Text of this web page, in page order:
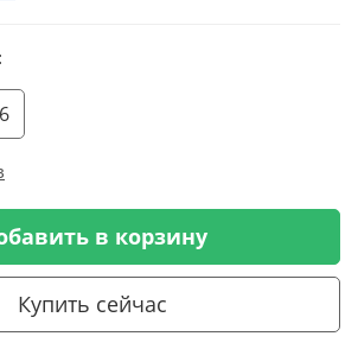
в корзину
Купить сейчас